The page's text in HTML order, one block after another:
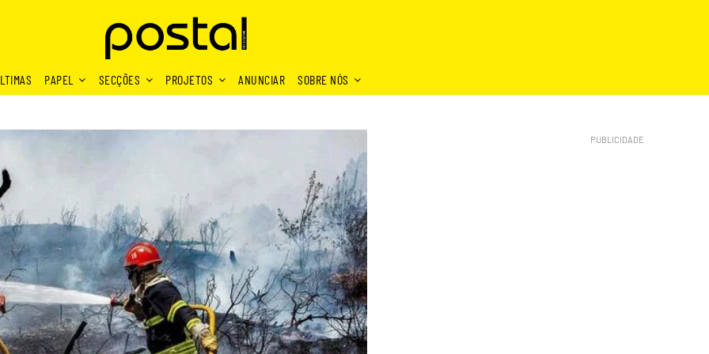
PAPEL SECÇÕES PROJETOS ANUNCIAR SOBRE NÓS